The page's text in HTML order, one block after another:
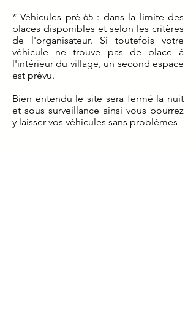
* Véhicules pré-65 : dans la limite des
places disponibles et selon les critères
de l'organisateur. Si toutefois votre
véhicule ne trouve pas de place à
l'intérieur du village, un second espace
est prévu.
Bien entendu le site sera fermé la nuit
et sous surveillance ainsi vous pourrez
y laisser vos véhicules sans problèmes